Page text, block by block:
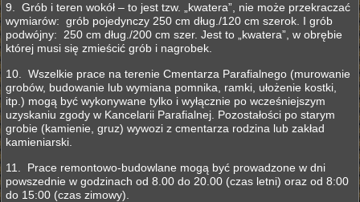
9. Grób i teren wokół – to jest tzw. „kwatera”, nie może przekraczać
wymiarów: grób pojedynczy 250 cm dług./120 cm szerok. I grób
podwójny: 250 cm dług./200 cm szer. Jest to „kwatera”, w obrębie
której musi się zmieścić grób i nagrobek.
10. Wszelkie prace na terenie Cmentarza Parafialnego (murowanie
grobów, budowanie lub wymiana pomnika, ramki, ułożenie kostki,
itp.) mogą być wykonywane tylko i wyłącznie po wcześniejszym
uzyskaniu zgody w Kancelarii Parafialnej. Pozostałości po starym
grobie (kamienie, gruz) wywozi z cmentarza rodzina lub zakład
kamieniarski.
11. Prace remontowo-budowlane mogą być prowadzone w dni
powszednie w godzinach od 8.00 do 20.00 (czas letni) oraz od 8:00
do 15:00 (czas zimowy).